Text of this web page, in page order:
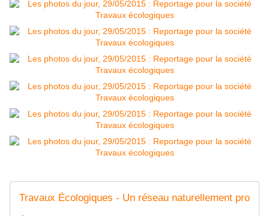
Travaux Écologiques - Un réseau naturellement pro